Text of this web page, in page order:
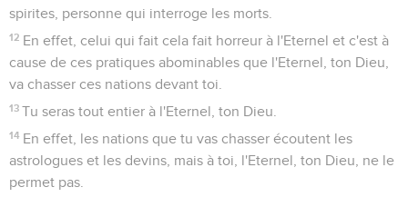
spirites, personne qui interroge les morts.
12 En effet, celui qui fait cela fait horreur à l'Eternel et c'est à
cause de ces pratiques abominables que l'Eternel, ton Dieu,
va chasser ces nations devant toi.
13 Tu seras tout entier à l'Eternel, ton Dieu.
14 En effet, les nations que tu vas chasser écoutent les
astrologues et les devins, mais à toi, l'Eternel, ton Dieu, ne le
permet pas.